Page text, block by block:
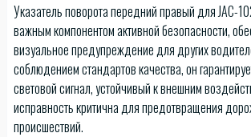
Указатель поворота передний правый для JAC-
важным компонентом активной безопасности,
визуальное предупреждение для других
соблюдением стандартов качества, он
световой сигнал, устойчивый к внешним
исправность критична для предотвращения
происшествий.